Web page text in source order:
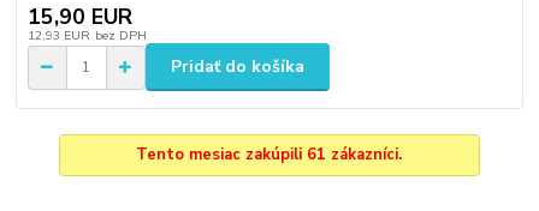
15,90 EUR
12,93 EUR bez DPH
Pridať do košíka
Tento mesiac zakúpili 61 zákazníci.